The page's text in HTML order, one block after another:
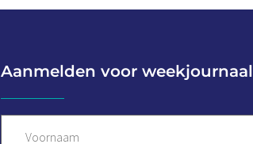
Aanmelden voor weekjournaal